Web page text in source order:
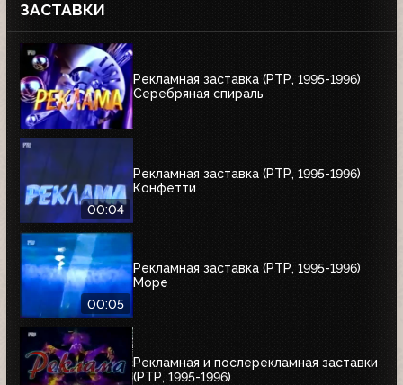
ЗАСТАВКИ
Рекламная заставка (РТР, 1995-1996)
Серебряная спираль
00:04
Рекламная заставка (РТР, 1995-1996)
Конфетти
00:05
Рекламная заставка (РТР, 1995-1996)
Море
Рекламная и послерекламная заставки
(РТР, 1995-1996)